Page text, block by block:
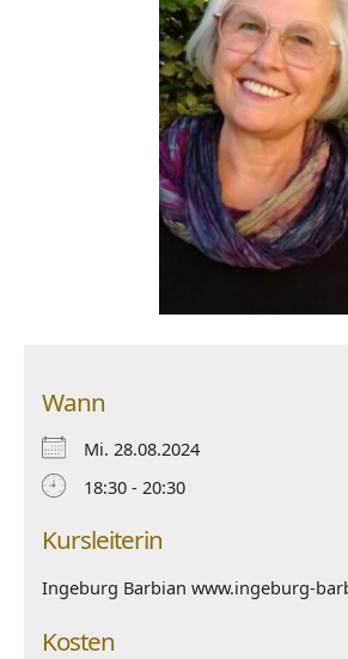
Wann
Mi. 28.08.2024
18:30 - 20:30
Kursleiterin
Ingeburg Barbian www.ingeburg-
Kosten